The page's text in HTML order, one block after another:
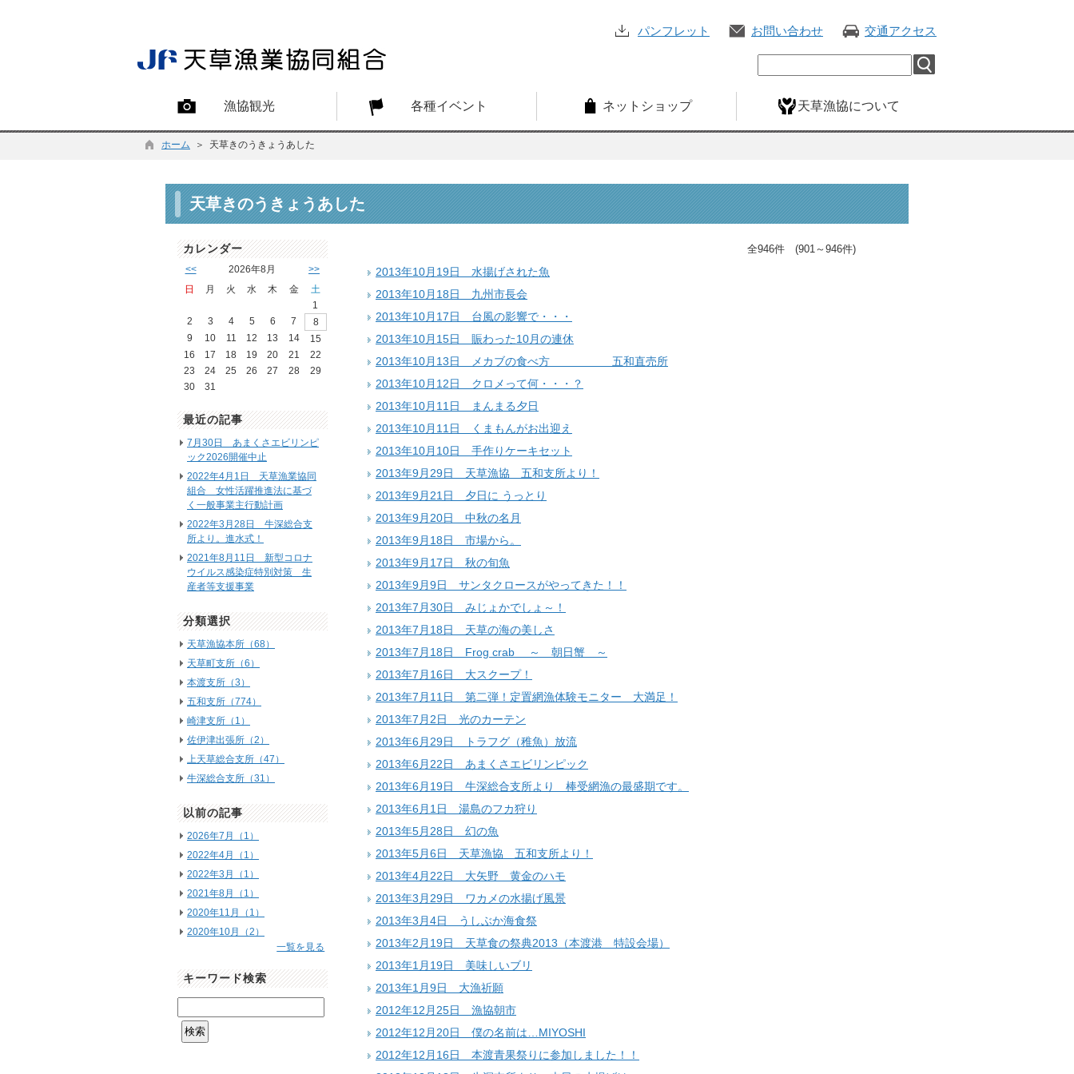
パンフレット お問い合わせ 交通アクセス
漁協観光 各種イベント ネットショップ 天草漁協について
ホーム ＞ 天草きのうきょうあした
天草きのうきょうあした
カレンダー
<< 2026年8月 >>
日 月 火 水 木 金
土
1
2
3 4 5 6 7
8
9
10 11 12 13 14
15
16
17 18 19 20 21
22
23
24 25 26 27 28
29
30
31
最近の記事
7月30日 あまくさエビリンピ
ック2026開催中止
2022年4月1日 天草漁業協同
組合 女性活躍推進法に基づ
く一般事業主行動計画
2022年3月28日 牛深総合支
所より。進水式！
2021年8月11日 新型コロナ
ウイルス感染症特別対策 生
産者等支援事業
分類選択
天草漁協本所（68）
天草町支所（6）
本渡支所（3）
五和支所（774）
崎津支所（1）
佐伊津出張所（2）
上天草総合支所（47）
牛深総合支所（31）
以前の記事
2026年7月（1）
2022年4月（1）
2022年3月（1）
2021年8月（1）
2020年11月（1）
2020年10月（2）
一覧を見る
キーワード検索
全946件 (901～946件)
2013年10月19日 水揚げされた魚
2013年10月18日 九州市長会
2013年10月17日 台風の影響で・・・
2013年10月15日 賑わった10月の連休
2013年10月13日 メカブの食べ方 五和直売所
2013年10月12日 クロメって何・・・？
2013年10月11日 まんまる夕日
2013年10月11日 くまもんがお出迎え
2013年10月10日 手作りケーキセット
2013年9月29日 天草漁協 五和支所より！
2013年9月21日 夕日に うっとり
2013年9月20日 中秋の名月
2013年9月18日 市場から。
2013年9月17日 秋の旬魚
2013年9月9日 サンタクロースがやってきた！！
2013年7月30日 みじょかでしょ～！
2013年7月18日 天草の海の美しさ
2013年7月18日 Frog crab ～ 朝日蟹 ～
2013年7月16日 大スクープ！
2013年7月11日 第二弾！定置網漁体験モニター 大満足！
2013年7月2日 光のカーテン
2013年6月29日 トラフグ（稚魚）放流
2013年6月22日 あまくさエビリンピック
2013年6月19日 牛深総合支所より 棒受網漁の最盛期です。
2013年6月1日 湯島のフカ狩り
2013年5月28日 幻の魚
2013年5月6日 天草漁協 五和支所より！
2013年4月22日 大矢野 黄金のハモ
2013年3月29日 ワカメの水揚げ風景
2013年3月4日 うしぶか海食祭
2013年2月19日 天草食の祭典2013（本渡港 特設会場）
2013年1月19日 美味しいブリ
2013年1月9日 大漁祈願
2012年12月25日 漁協朝市
2012年12月20日 僕の名前は…MIYOSHI
2012年12月16日 本渡青果祭りに参加しました！！